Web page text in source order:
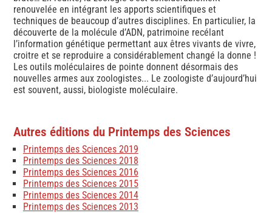
renouvelée en intégrant les apports scientifiques et
techniques de beaucoup d’autres disciplines. En particulier, la
découverte de la molécule d’ADN, patrimoine recélant
l’information génétique permettant aux êtres vivants de vivre,
croitre et se reproduire a considérablement changé la donne !
Les outils moléculaires de pointe donnent désormais des
nouvelles armes aux zoologistes... Le zoologiste d’aujourd’hui
est souvent, aussi, biologiste moléculaire.
Autres éditions du Printemps des Sciences
Printemps des Sciences 2019
Printemps des Sciences 2018
Printemps des Sciences 2016
Printemps des Sciences 2015
Printemps des Sciences 2014
Printemps des Sciences 2013